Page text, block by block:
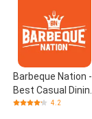
Barbeque Nation -
Best Casual Dining
Restaurant
4.2